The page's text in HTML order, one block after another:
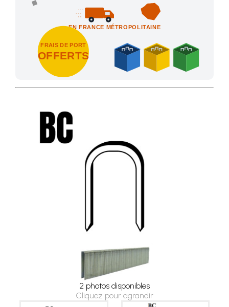
EN FRANCE MÉTROPOLITAINE
FRAIS DE PORT
OFFERTS
Achetez 4 sachets ou boîtes d'agrafes ou de pointes et
2 photos disponibles
Cliquez pour agrandir